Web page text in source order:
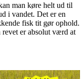
man køre helt ud til
i vandet. Det er en
fisk tit gør ophold.
er absolut værd at